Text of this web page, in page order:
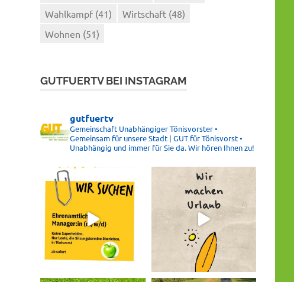
Wahlkampf (41) Wirtschaft (48)
Wohnen (51)
GUTFUERTV BEI INSTAGRAM
gutfuertv
Gemeinschaft Unabhängiger Tönisvorster •
Gemeinsam für unsere Stadt | GUT für Tönisvorst •
Unabhängig und immer für Sie da. Wir hören Ihnen zu!